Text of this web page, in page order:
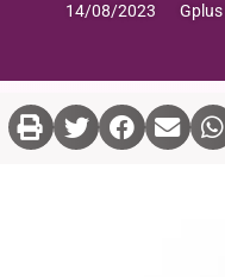
14/08/2023